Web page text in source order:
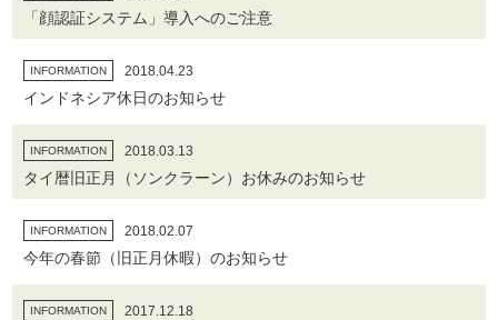
「顔認証システム」導入へのご注意
INFORMATION 2018.04.23
インドネシア休日のお知らせ
INFORMATION 2018.03.13
タイ暦旧正月（ソンクラーン）お休みのお知らせ
INFORMATION 2018.02.07
今年の春節（旧正月休暇）のお知らせ
INFORMATION 2017.12.18